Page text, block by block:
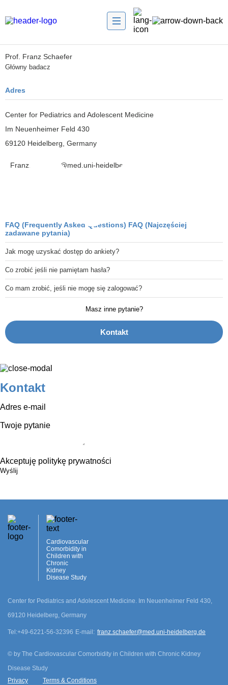
Prof. Franz Schaefer
Główny badacz
Adres
Center for Pediatrics and Adolescent Medicine
Im Neuenheimer Feld 430
69120 Heidelberg, Germany
Franz.Schaefer@med.uni-heidelberg.de
FAQ (Frequently Asked Questions) FAQ (Najczęściej
zadawane pytania)
Jak mogę uzyskać dostęp do ankiety?
Co zrobić jeśli nie pamiętam hasła?
Co mam zrobić, jeśli nie mogę się zalogować?
Masz inne pytanie?
Kontakt
Kontakt
Adres e-mail
Twoje pytanie
Akceptuję politykę prywatności
Wyślij
Cardiovascular
Comorbidity in
Children with
Chronic
Kidney
Disease Study
Center for Pediatrics and Adolescent Medicine. Im Neuenheimer Feld 430,
69120 Heidelberg, Germany
Tel:+49-6221-56-32396 E-mail: franz.schaefer@med.uni-heidelberg.de
© by The Cardiovascular Comorbidity in Children with Chronic Kidney
Disease Study
Privacy
Terms & Conditions